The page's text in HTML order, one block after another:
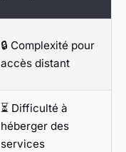
🔒 Complexité pour
accès distant
⏳ Difficulté à
héberger des
services